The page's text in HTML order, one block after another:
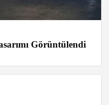
Görüntülendi